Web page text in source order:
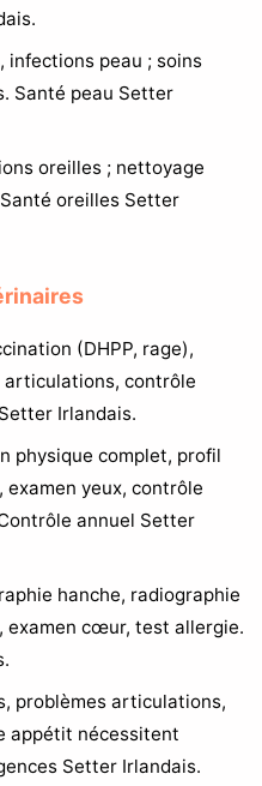
infections peau ; soins
Santé peau Setter
oreilles ; nettoyage
oreilles Setter
(DHPP, rage),
contrôle
Irlandais.
physique complet, profil
yeux, contrôle
annuel Setter
hanche, radiographie
examen cœur, test allergie.
problèmes articulations,
appétit nécessitent
Setter Irlandais.